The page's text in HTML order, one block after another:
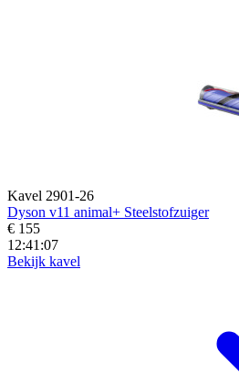
Kavel 2901-26
Dyson v11 animal+ Steelstofzuiger
€ 155
12:41:04
Bekijk kavel